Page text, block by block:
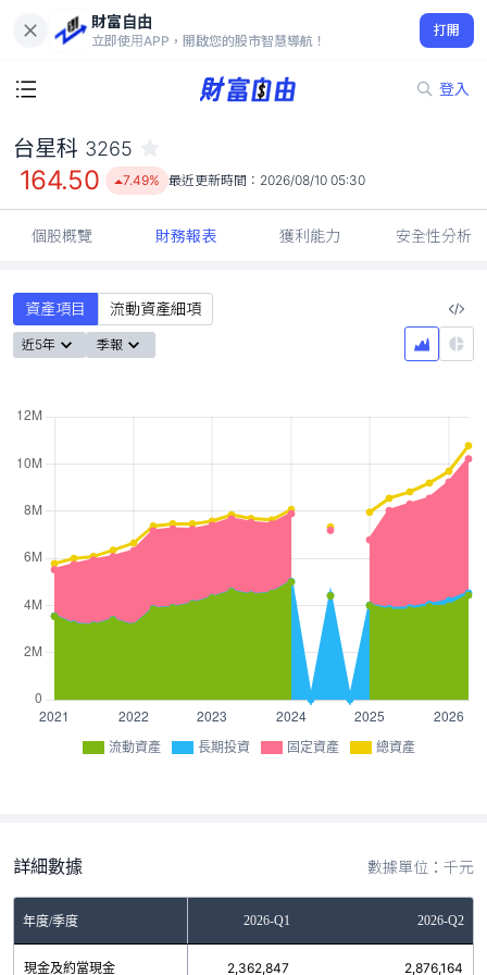
財富自由
立即使用APP，開啟您的股市智慧導航！
打開
登入
164.50
7.49%
台星科 3265
164.50 7.49% 最近更新時間： 2026/08/10 05:30
個股概覽 財務報表 獲利能力 安全性分析
資產項目 流動資產細項
近5年 季報
流動資產 長期投資 固定資產 總資產
詳細數據 數據單位：千元
年度/季度2025-Q4 2026-Q1 2026-Q2
現金及約當現金
2,300,147 2,362,847 2,876,164